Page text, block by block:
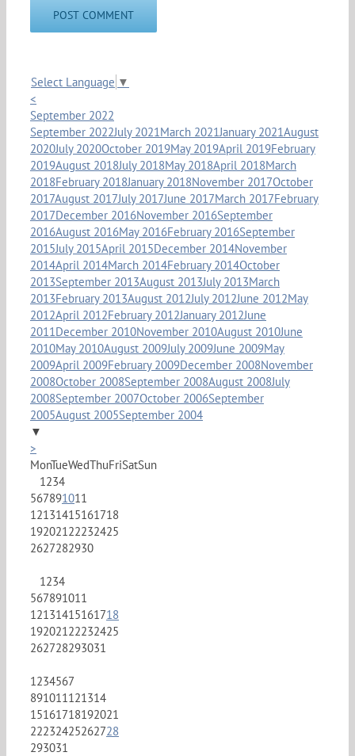
Select Language ▼
<
September 2022
September 2022July 2021 March 2021 January 2021August
2020July 2020October 2019May 2019April 2019February
2019August 2018July 2018May 2018April 2018March
2018February 2018January 2018November 2017October
2017August 2017July 2017June 2017March 2017February
2017December 2016November 2016September
2016August 2016May 2016February 2016September
2015July 2015April 2015December 2014November
2014April 2014March 2014February 2014October
2013September 2013August 2013July 2013March
2013February 2013August 2012July 2012June 2012May
2012April 2012February 2012January 2012June
2011 December 2010November 2010August 2010June
2010May 2010August 2009July 2009June 2009May
2009April 2009February 2009December 2008November
2008October 2008September 2008August 2008July
2008September 2007October 2006September
2005August 2005September 2004
▼
>
MonTueWedThuFriSatSun
1 234
567891011
12131415161718
192021 22232425
2627282930
1 234
567891011
12131415161718
192021 22232425
262728293031
1 234567
891011 121314
15161718192021
22232425262728
293031